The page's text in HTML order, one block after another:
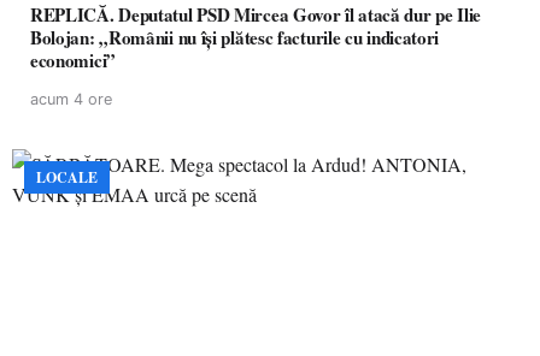
REPLICĂ. Deputatul PSD Mircea Govor îl atacă dur pe Ilie
Bolojan: „Românii nu își plătesc facturile cu indicatori
economici”
acum 4 ore
LOCALE